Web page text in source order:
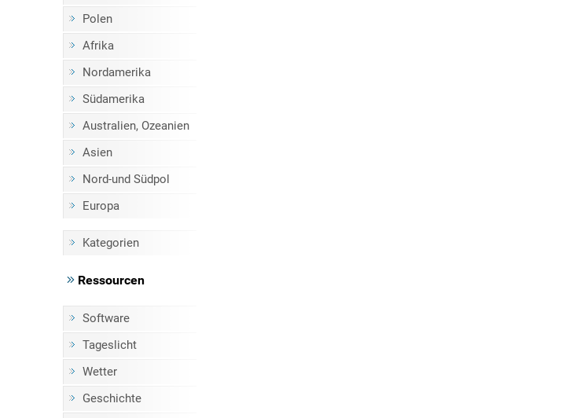
Polen
Afrika
Nordamerika
Südamerika
Australien, Ozeanien
Asien
Nord-und Südpol
Europa
Kategorien
Ressourcen
Software
Tageslicht
Wetter
Geschichte